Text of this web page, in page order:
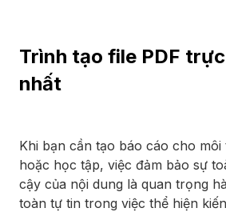
Trình tạo file PDF
nhất
Khi bạn cần tạo báo cáo cho
hoặc học tập, việc đảm bảo sự
cậy của nội dung là quan trọng
toàn tự tin trong việc thể hiện